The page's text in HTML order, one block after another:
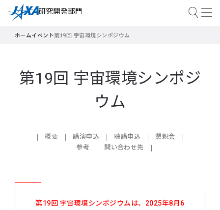
ホームイベント第19回 宇宙環境シンポジウム
第19回 宇宙環境シンポジ
ウム
概要 講演申込 聴講申込
懇親会
参考
問い合わせ先
第19回 宇宙環境シンポジウムは、2025年8月6